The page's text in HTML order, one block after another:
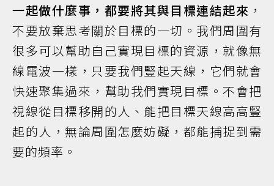
一起做什麼事，都要將其與目標連結起來 ，
不要放棄思考關於目標的一切。我們周圍有
很多可以幫助自己實現目標的資源，就像無
線電波一樣，只要我們豎起天線，它們就會
快速聚集過來，幫助我們實現目標。不會把
視線從目標移開的人、能把目標天線高高豎
起的人，無論周圍怎麼妨礙，都能捕捉到需
要的頻率。